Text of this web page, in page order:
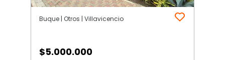
Buque | Otros | Villavicencio
$5.000.000